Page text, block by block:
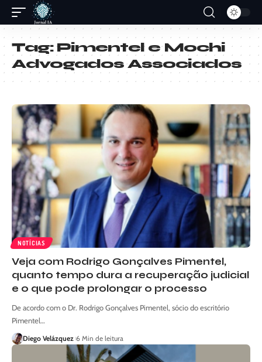
Tag:Pimentel e Mochi
Advogados Associados
NOTÍCIAS
Veja com Rodrigo Gonçalves Pimentel,
quanto tempo dura a recuperação judicial
e o que pode prolongar o processo
De acordo com o Dr. Rodrigo Gonçalves Pimentel, sócio do escritório
Pimentel…
Diego Velázquez 6 Min de leitura